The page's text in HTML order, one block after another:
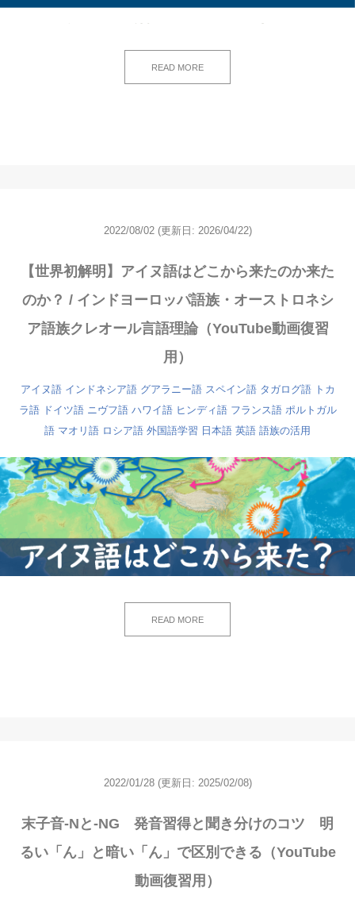
READ MORE
2022/08/02 (更新日: 2026/04/22)
【世界初解明】アイヌ語はどこから来たのか来た
のか？ / インドヨーロッパ語族・オーストロネシ
ア語族クレオール言語理論（YouTube動画復習
用）
アイヌ語 インドネシア語 グアラニー語 スペイン語 タガログ語 トカ
ラ語 ドイツ語 ニヴフ語 ハワイ語 ヒンディ語 フランス語 ポルトガル
語 マオリ語 ロシア語 外国語学習 日本語 英語 語族の活用
READ MORE
2022/01/28 (更新日: 2025/02/08)
末子音-Nと-NG 発音習得と聞き分けのコツ 明
るい「ん」と暗い「ん」で区別できる（YouTube
動画復習用）